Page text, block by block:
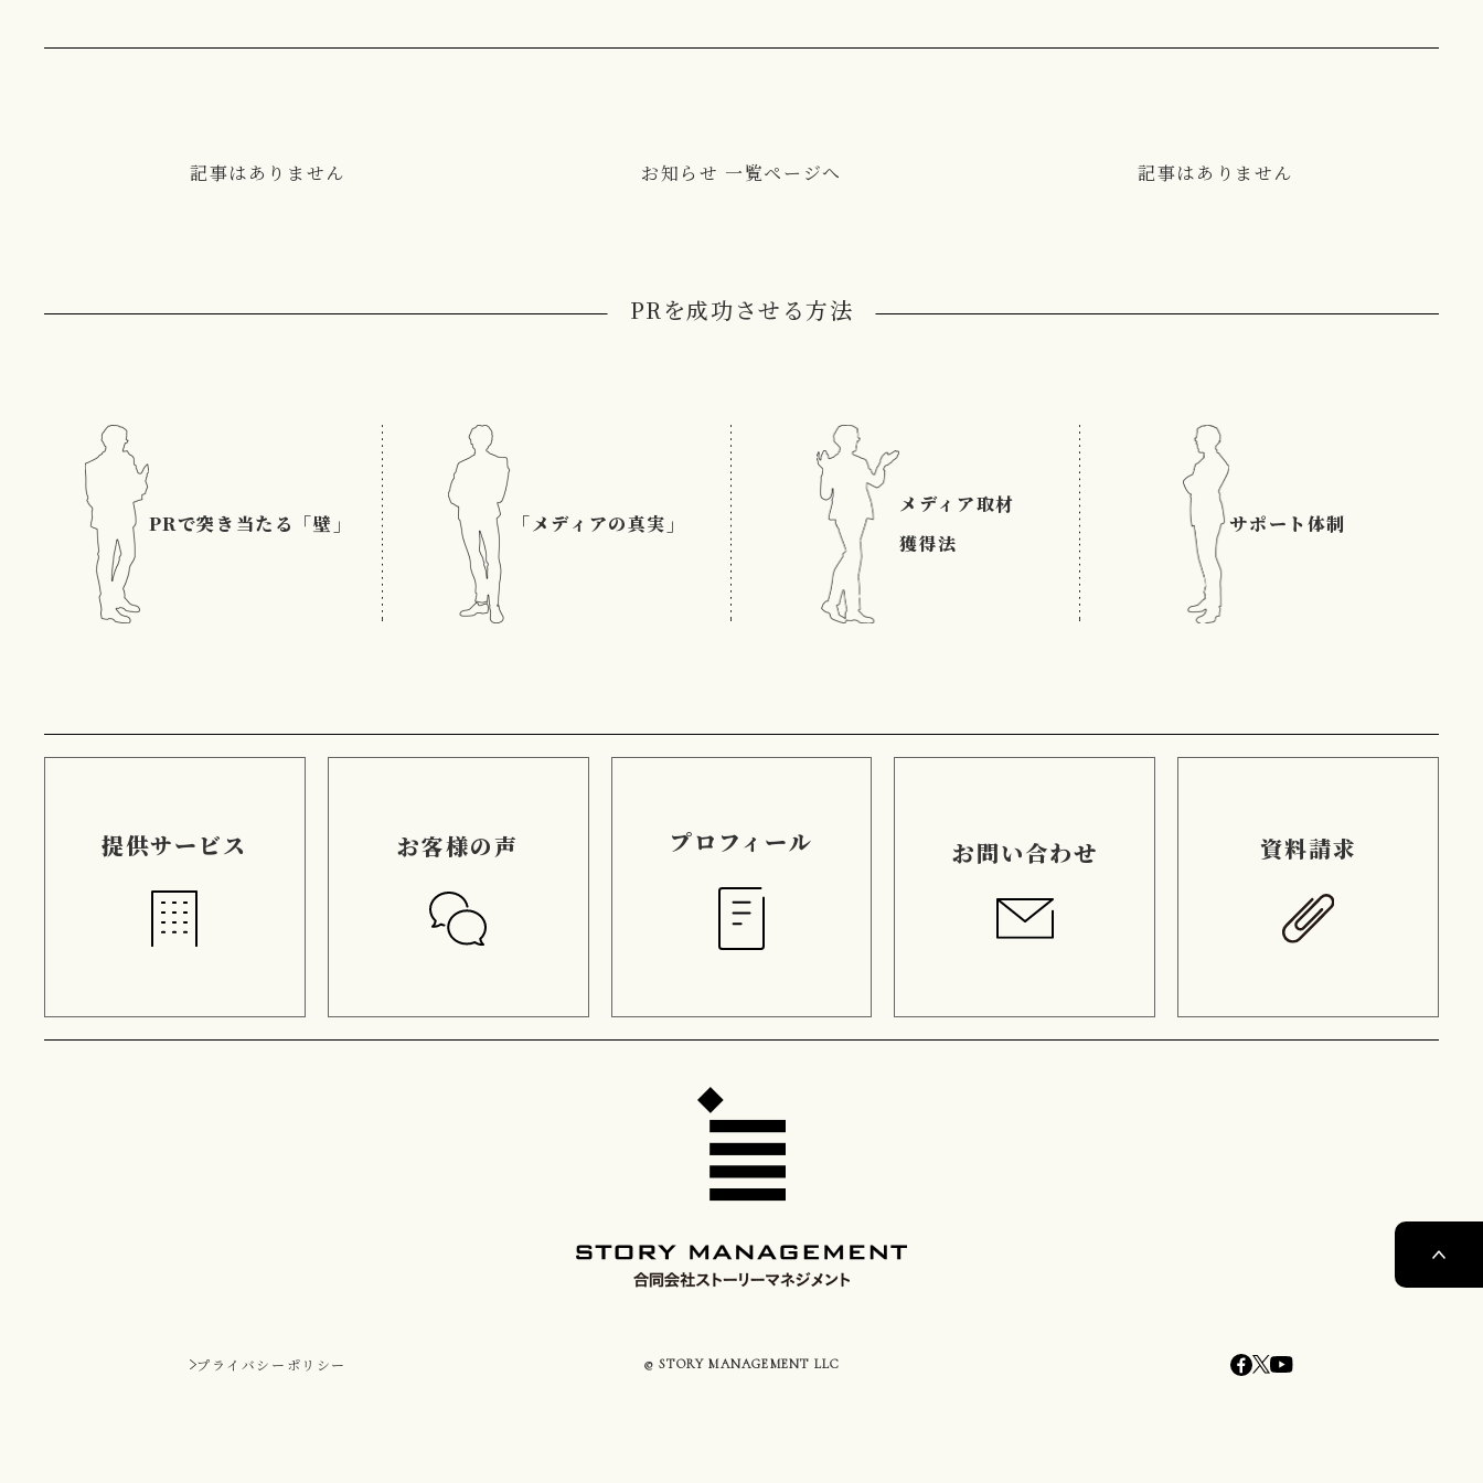
記事はありません お知らせ 一覧ページへ 記事はありません
PRを成功させる方法
PRで突き当たる「壁」 「メディアの真実」
メディア取材
獲得法
サポート体制
提供サービス お客様の声 プロフィール お問い合わせ 資料請求
プライバシーポリシー © STORY MANAGEMENT LLC